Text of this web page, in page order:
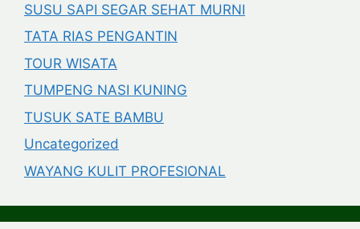
SUSU SAPI SEGAR SEHAT MURNI
TATA RIAS PENGANTIN
TOUR WISATA
TUMPENG NASI KUNING
TUSUK SATE BAMBU
Uncategorized
WAYANG KULIT PROFESIONAL